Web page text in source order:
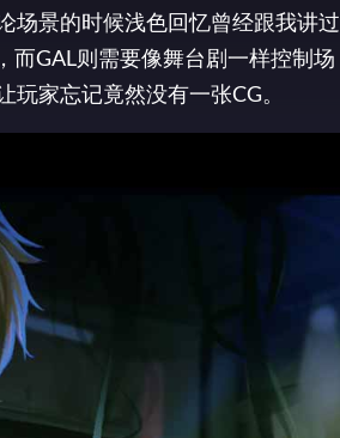
场景的时候浅色回忆曾经跟我讲过
而GAL则需要像舞台剧一样控制场
家忘记竟然没有一张CG。